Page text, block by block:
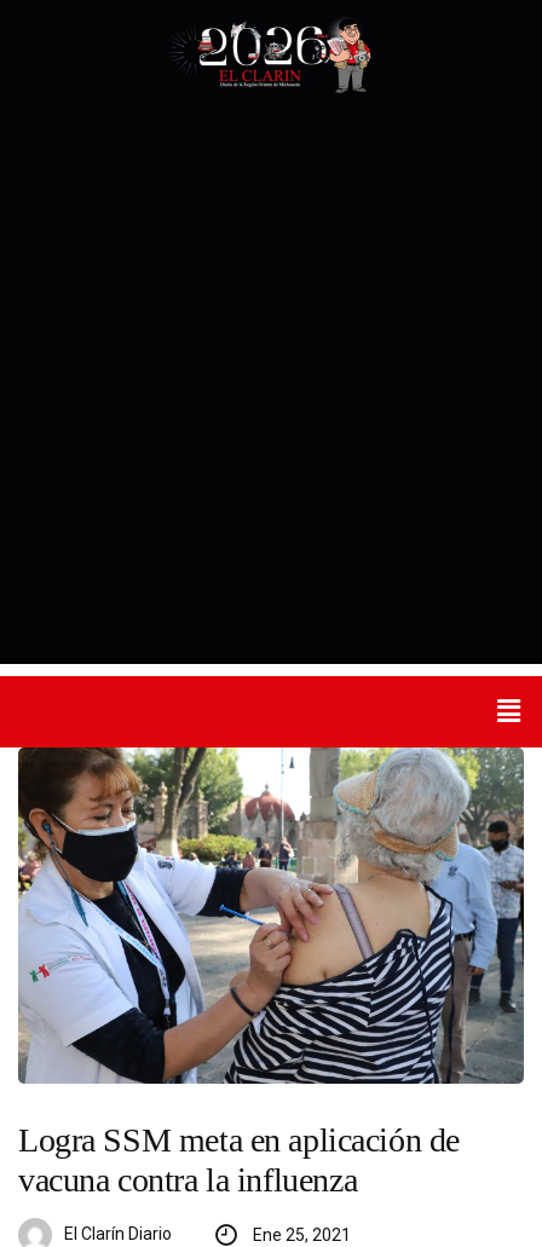
Logra SSM meta en aplicación de
vacuna contra la influenza
El Clarín Diario Ene 25, 2021